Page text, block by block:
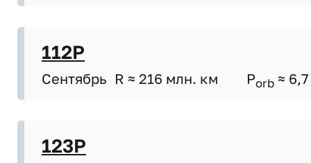
112P
Сентябрь R ≈ 216 млн. км Porb ≈ 6,7
123P